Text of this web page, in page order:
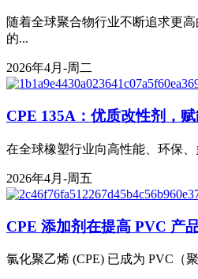
随着全球聚合物行业不断追求更
的...
2026年4月-周二
CPE 135A：优质改性剂，
在全球橡塑行业向高性能、环保
2026年4月-周五
CPE 添加剂在提高 PVC 产
氯化聚乙烯 (CPE) 已成为 PVC（